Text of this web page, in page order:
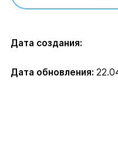
Дата создания:
Дата обновления: